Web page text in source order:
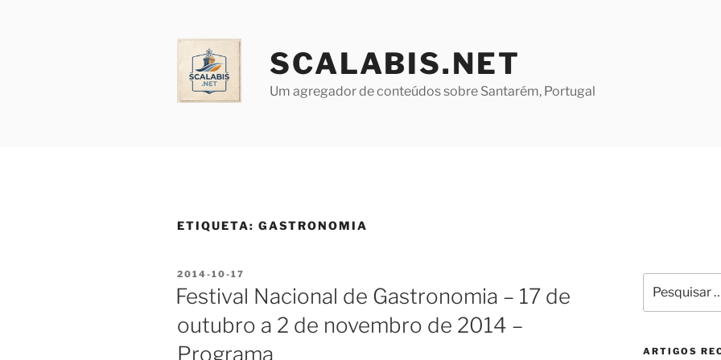
SCALABIS.NET
Um agregador de conteúdos sobre Santarém, Portugal
ETIQUETA: GASTRONOMIA
PUBLICADO
EM
2014-10-17
Festival Nacional de Gastronomia – 17 de
outubro a 2 de novembro de 2014 –
Programa
por:
ARTIGOS